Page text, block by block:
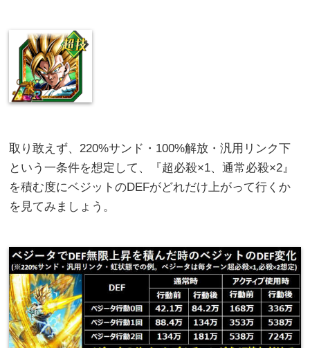
取り敢えず、220%サンド・100%解放・汎用リンク下
という一条件を想定して、『超必殺×1、通常必殺×2』
を積む度にベジットのDEFがどれだけ上がって行くか
を見てみましょう。